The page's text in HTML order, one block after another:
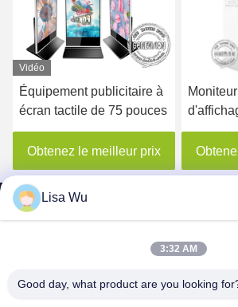
Vidéo
Équipement publicitaire à
écran tactile de 75 pouces
Obtenez le meilleur prix
Moniteur
d'affichage
liquides de
Digital de
d'Android
Obtenez
SHENZHEN
Lisa Wu
3:32 AM
Good day, what product are you looking